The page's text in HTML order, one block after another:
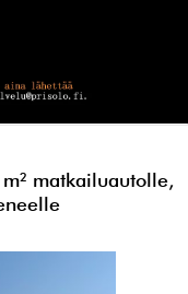
matkailuautolle,